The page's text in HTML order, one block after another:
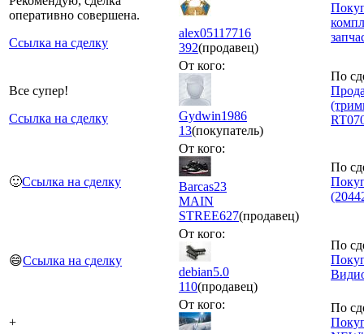
оперативно совершена.
Ссылка на сделку
alex05117716
392(продавец)
Все супер!
Ссылка на сделку
От кого:
Gydwin1986
13(покупатель)
По
🙂Ссылка на сделку
От кого:
Barcas23
MAIN
STREE627(продавец)
По
😄Ссылка на сделку
От кого:
debian5.0
110(продавец)
По
+
От кого:
По